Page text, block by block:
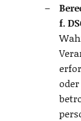
f.